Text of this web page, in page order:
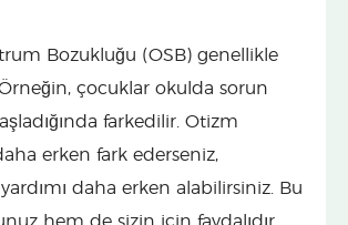
Bozukluğu (OSB) genellikle
Örneğin, çocuklar okulda sorun
farkedilir. Otizm
erken fark ederseniz,
daha erken alabilirsiniz. Bu
hem de sizin için faydalıdır.